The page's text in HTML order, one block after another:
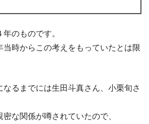
のものです。
当時からこの考えをもっていたとは限
なるまでには生田斗真さん、小栗旬さ
な関係が噂されていたので、